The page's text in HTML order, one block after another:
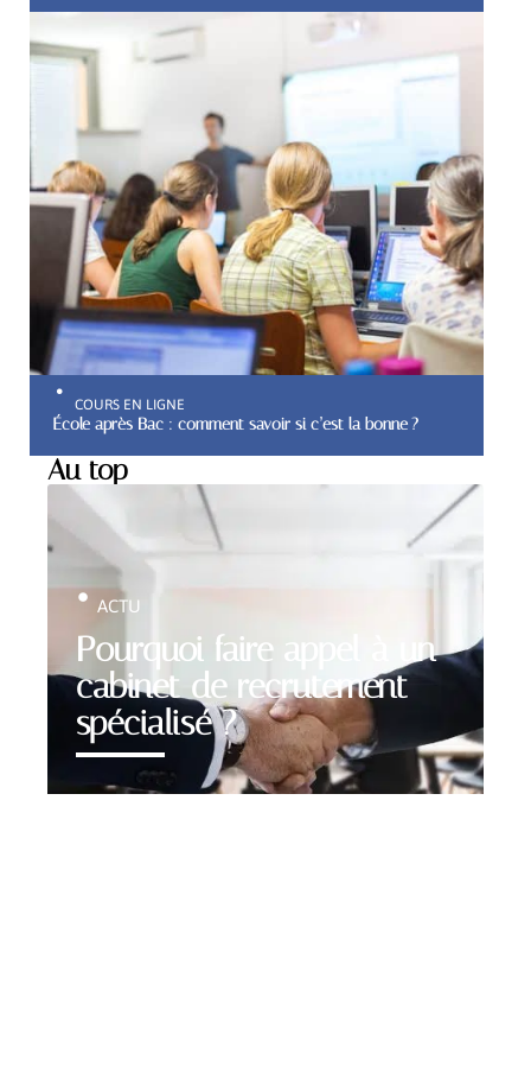
COURS EN LIGNE
École après Bac : comment savoir si c’est la bonne ?
Au top
Pourquoi faire appel à un
cabinet de recrutement
spécialisé ?
ACTU